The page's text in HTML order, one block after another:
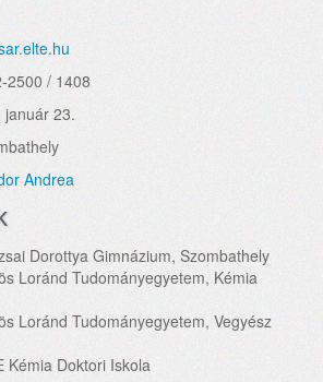
2500 / 1408
január 23.
Andrea
Dorottya Gimnázium, Szombathely
Loránd Tudományegyetem, Kémia
Loránd Tudományegyetem, Vegyész
Kémia Doktori Iskola